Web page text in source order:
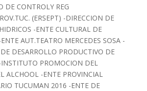
DE CONTROLY REG
(ERSEPT) -DIRECCION DE
-ENTE CULTURAL DE
AUT.TEATRO MERCEDES SOSA -
DESARROLLO PRODUCTIVO DE
PROMOCION DEL
ALCHOOL -ENTE PROVINCIAL
TUCUMAN 2016 -ENTE DE